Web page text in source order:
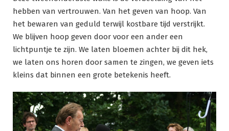
hebben van vertrouwen. Van het geven van hoop. Van
het bewaren van geduld terwijl kostbare tijd verstrijkt.
We blijven hoop geven door voor een ander een
lichtpuntje te zijn. We laten bloemen achter bij dit hek,
we laten ons horen door samen te zingen, we geven iets
kleins dat binnen een grote betekenis heeft.